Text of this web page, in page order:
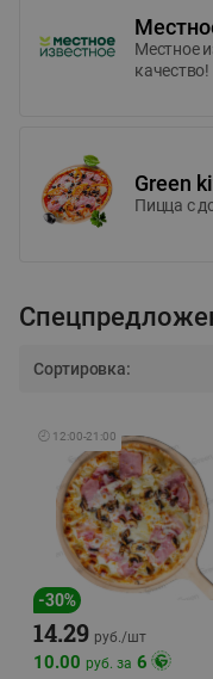
Местное
качество!
Green
Пицца c
Сортировка:
🕘 12:00-21:00
-30%
14.29 руб./шт
10.00 руб. за 6